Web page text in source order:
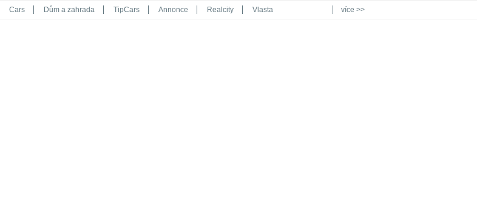
Cars Dům a zahrada TipCars Annonce Realcity Vlasta více >>